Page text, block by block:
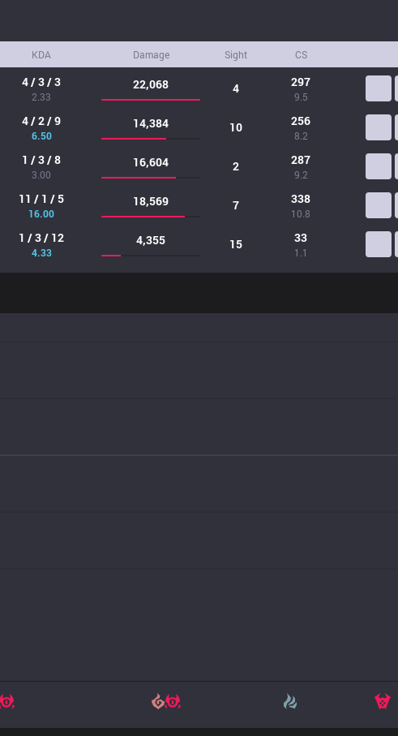
KDA Damage Sight CS
4 / 3 / 3
2.33
22,068 4 297
9.5
4 / 2 / 9
6.50
14,384 10 256
8.2
1 / 3 / 8
3.00
16,604 2 287
9.2
11 / 1 / 5
16.00
18,569 7 338
10.8
1 / 3 / 12
4.33
4,355 15 33
1.1